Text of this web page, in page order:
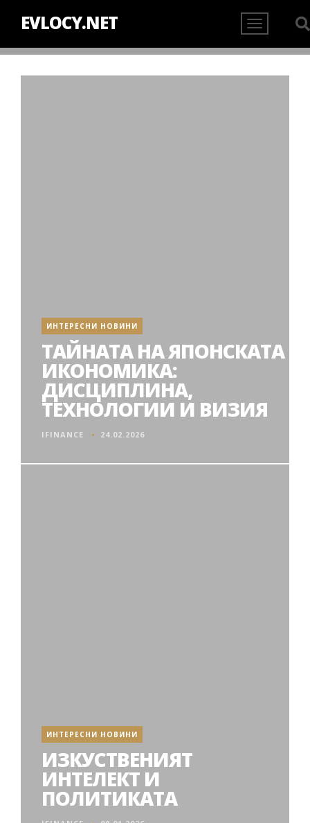
EVLOCY.NET
ИНТЕРЕСНИ НОВИНИ
ТАЙНАТА НА ЯПОНСКАТА
ИКОНОМИКА:
ДИСЦИПЛИНА,
ТЕХНОЛОГИИ И ВИЗИЯ
IFINANCE 24.02.2026
ИНТЕРЕСНИ НОВИНИ
ИЗКУСТВЕНИЯТ
ИНТЕЛЕКТ И
ПОЛИТИКАТА